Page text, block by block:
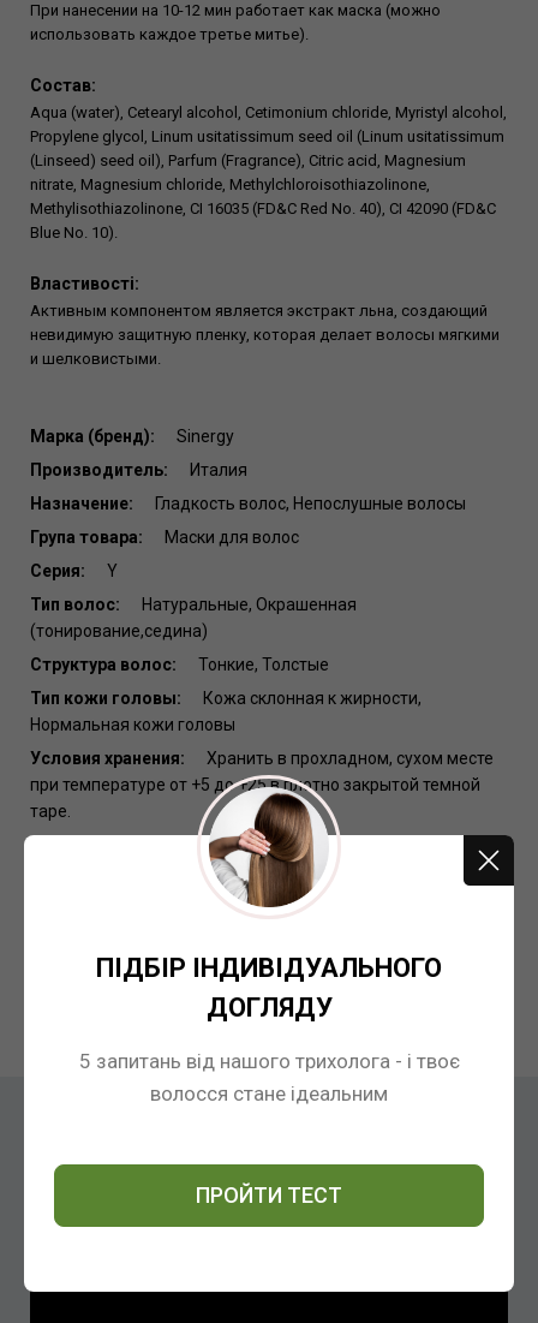
При нанесении на 10-12 мин работает как маска (можно
использовать каждое третье митье).
Состав:
Aqua (water), Cetearyl alcohol, Cetimonium chloride, Myristyl alcohol,
Propylene glycol, Linum usitatissimum seed oil (Linum usitatissimum
(Linseed) seed oil), Parfum (Fragrance), Citric acid, Magnesium
nitrate, Magnesium chloride, Methylchloroisothiazolinone,
Methylisothiazolinone, CI 16035 (FD&C Red No. 40), CI 42090 (FD&C
Blue No. 10).
Властивості:
Активным компонентом является экстракт льна, создающий
невидимую защитную пленку, которая делает волосы мягкими
и шелковистыми.
Марка (бренд):
Sinergy
Производитель:
Италия
Назначение:
Гладкость волос, Непослушные волосы
Група товара:
Маски для волос
Серия:
Y
Тип волос:
Натуральные, Окрашенная
(тонирование,седина)
Структура волос:
Тонкие, Толстые
Тип кожи головы:
Кожа склонная к жирности,
Нормальная кожи головы
Условия хранения:
Хранить в прохладном, сухом месте
при температуре от +5 до +25 в плотно закрытой темной
таре.
ПІДБІР ІНДИВІДУАЛЬНОГО
ДОГЛЯДУ
5 запитань від нашого трихолога - і твоє
волосся стане ідеальним
ПРОЙТИ ТЕСТ